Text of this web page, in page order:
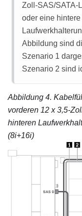
Zoll-SAS/SATA-
oder eine
Abbildung sind
Szenario 1
Szenario 2 sind
Abbildung 4.
vorderen 12 x 3,5-
hinteren
(8i+16i)